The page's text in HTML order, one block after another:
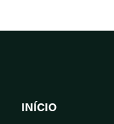
INÍCIO